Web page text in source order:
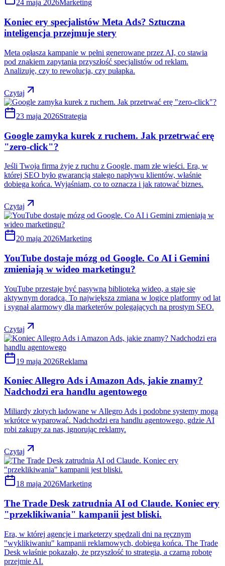
24 maja 2026Marketing
Koniec ery specjalistów Meta Ads? Sztuczna
inteligencja przejmuje stery
Meta ogłasza kampanie w pełni generowane przez AI, co stawia
pod znakiem zapytania przyszłość specjalistów od reklam.
Analizuję, czy to rewolucja, czy pułapka.
Czytaj
23 maja 2026Strategia
Google zamyka kurek z ruchem. Jak przetrwać erę
"zero-click"?
Jeśli Twoja firma żyje z ruchu z Google, mam złe wieści. Era, w
której SEO było gwarancją stałego napływu klientów, właśnie
dobiega końca. Wyjaśniam, co to oznacza i jak ratować biznes.
Czytaj
20 maja 2026Marketing
YouTube dostaje mózg od Google. Co AI i Gemini
zmieniają w wideo marketingu?
YouTube przestaje być pasywną biblioteką wideo, a staje się
aktywnym doradcą. To największa zmiana w logice platformy od lat
i sygnał alarmowy dla marketerów polegających na prostym SEO.
Czytaj
19 maja 2026Reklama
Koniec Allegro Ads i Amazon Ads, jakie znamy?
Nadchodzi era handlu agentowego
Miliardy złotych ładowane w Allegro Ads i podobne systemy mogą
wkrótce wyparować. Nadchodzi era handlu agentowego, gdzie AI
robi zakupy za nas, ignorując reklamy.
Czytaj
18 maja 2026Marketing
The Trade Desk zatrudnia AI od Claude. Koniec ery
"przeklikiwania" kampanii jest bliski.
Era, w której agencje i marketerzy spędzali dni na ręcznym
"wyklikiwaniu" kampanii reklamowych, dobiega końca. The Trade
Desk właśnie pokazało, że przyszłość to strategia, a czarną robotę
przejmie AI.